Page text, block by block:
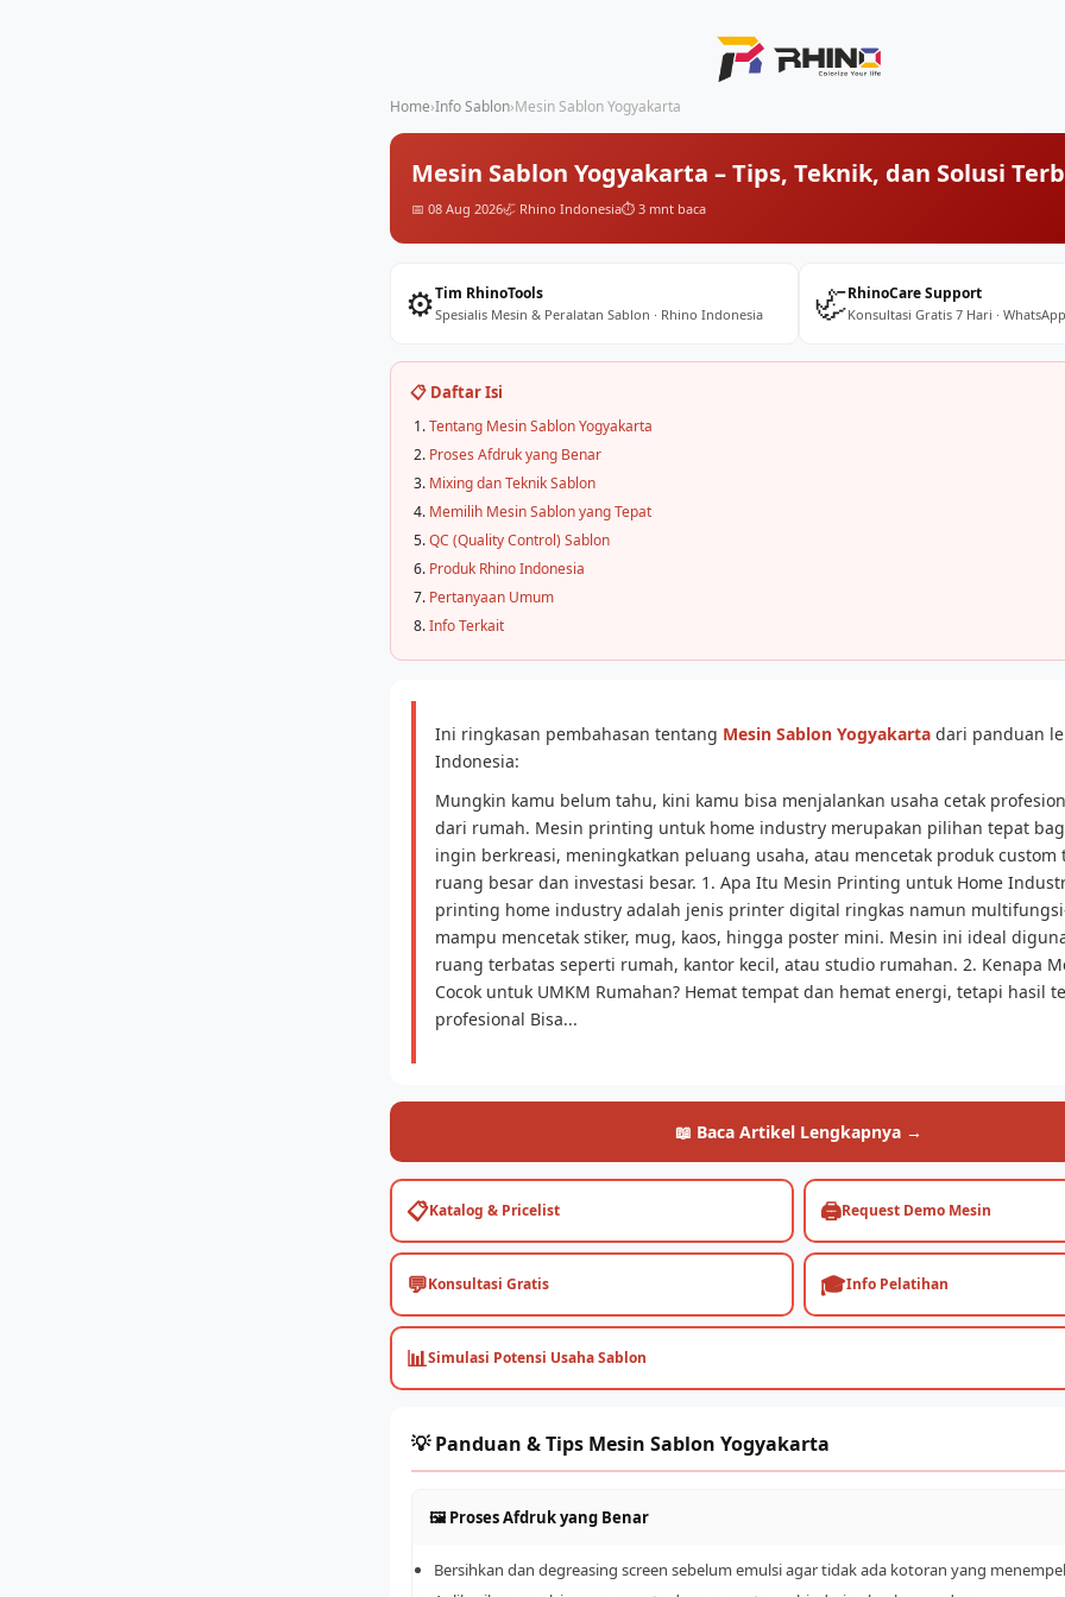
Home›Info Sablon›Mesin Sablon Yogyakarta
Mesin Sablon Yogyakarta – Tips, Teknik, dan Solusi
📅 08 Aug 2026🦏 Rhino Indonesia⏱️ 3 mnt baca
⚙️Tim RhinoTools
Spesialis Mesin & Peralatan Sablon · Rhino Indonesia 🦏RhinoCare Support
Konsultasi Gratis 7 Hari ·
📋 Daftar Isi
Tentang Mesin Sablon Yogyakarta
Proses Afdruk yang Benar
Mixing dan Teknik Sablon
Memilih Mesin Sablon yang Tepat
QC (Quality Control) Sablon
Produk Rhino Indonesia
Pertanyaan Umum
Info Terkait
Ini ringkasan pembahasan tentang Mesin Sablon Yogyakarta dari panduan
Indonesia:
Mungkin kamu belum tahu, kini kamu bisa menjalankan usaha cetak
dari rumah. Mesin printing untuk home industry merupakan pilihan tepat
ingin berkreasi, meningkatkan peluang usaha, atau mencetak produk
ruang besar dan investasi besar. 1. Apa Itu Mesin Printing untuk Home
printing home industry adalah jenis printer digital ringkas namun
mampu mencetak stiker, mug, kaos, hingga poster mini. Mesin ini ideal
ruang terbatas seperti rumah, kantor kecil, atau studio rumahan. 2. Kenapa
Cocok untuk UMKM Rumahan? Hemat tempat dan hemat energi, tetapi hasil
profesional Bisa...
📖 Baca Artikel Lengkapnya →
📋Katalog & Pricelist 🖨️Request Demo Mesin
💬Konsultasi Gratis 🎓Info Pelatihan
📊Simulasi Potensi Usaha Sablon
💡 Panduan & Tips Mesin Sablon Yogyakarta
🖼️ Proses Afdruk yang Benar
Bersihkan dan degreasing screen sebelum emulsi agar tidak ada kotoran yang menempel